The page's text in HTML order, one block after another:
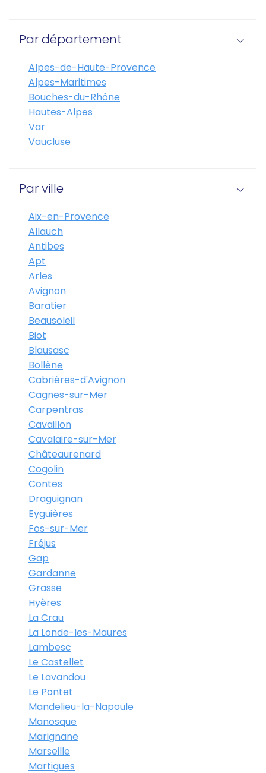
Par département
Alpes-de-Haute-Provence
Alpes-Maritimes
Bouches-du-Rhône
Hautes-Alpes
Var
Vaucluse
Par ville
Aix-en-Provence
Allauch
Antibes
Apt
Arles
Avignon
Baratier
Beausoleil
Biot
Blausasc
Bollène
Cabrières-d'Avignon
Cagnes-sur-Mer
Carpentras
Cavaillon
Cavalaire-sur-Mer
Châteaurenard
Cogolin
Contes
Draguignan
Eyguières
Fos-sur-Mer
Fréjus
Gap
Gardanne
Grasse
Hyères
La Crau
La Londe-les-Maures
Lambesc
Le Castellet
Le Lavandou
Le Pontet
Mandelieu-la-Napoule
Manosque
Marignane
Marseille
Martigues